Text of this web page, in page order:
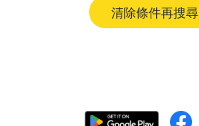
清除條件再搜尋